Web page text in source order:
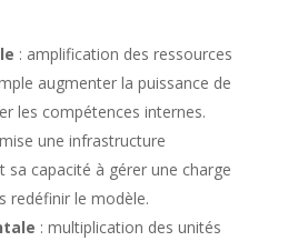
: amplification des ressources
augmenter la puissance de
les compétences internes.
une infrastructure
sa capacité à gérer une charge
redéfinir le modèle.
: multiplication des unités